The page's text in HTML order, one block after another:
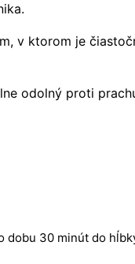
v ktorom je
odolný proti
dobu 30 minút do